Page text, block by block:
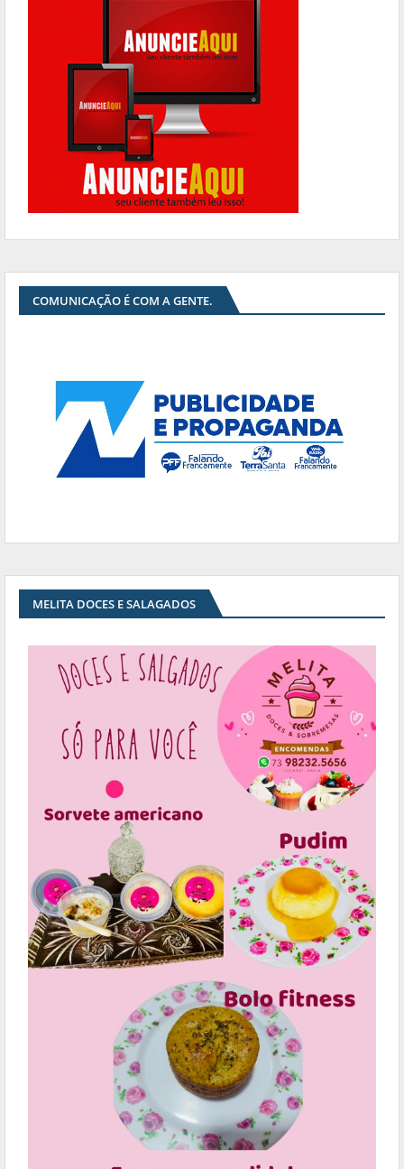
COMUNICAÇÃO É COM A GENTE.
MELITA DOCES E SALAGADOS